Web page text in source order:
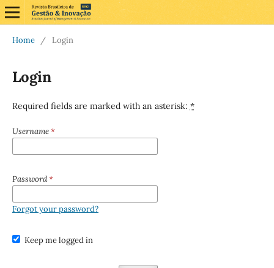
Home / Login
Login
Required fields are marked with an asterisk: *
Username*
Password*
Forgot your password?
Keep me logged in